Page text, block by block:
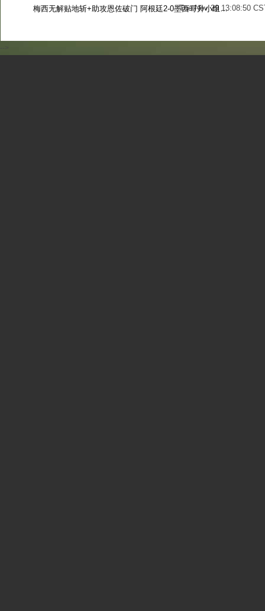
Tue Nov 29 13:08:50
梅西无解贴地斩+助攻恩佐破门 阿根廷2-0墨西哥升小组第二